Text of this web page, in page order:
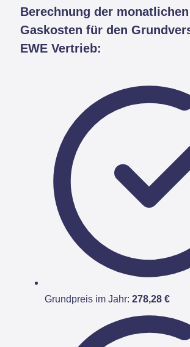
Berechnung der monatlichen
Gaskosten für den
EWE Vertrieb:
Grundpreis im Jahr: 278,28 €